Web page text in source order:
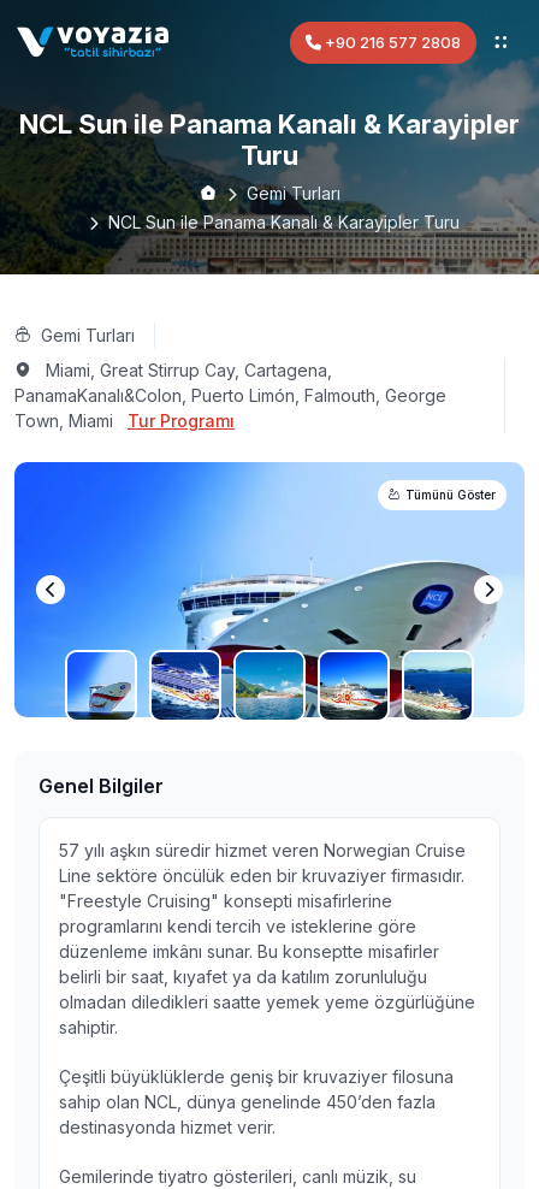
+90 216 577 2808
NCL Sun ile Panama Kanalı & Karayipler
Turu
Gemi Turları
NCL Sun ile Panama Kanalı & Karayipler Turu
Gemi Turları
Miami, Great Stirrup Cay, Cartagena,
PanamaKanalı&Colon, Puerto Limón, Falmouth, George
Town, Miami
Tur Programı
Tümünü Göster
Genel Bilgiler
57 yılı aşkın süredir hizmet veren Norwegian Cruise
Line sektöre öncülük eden bir kruvaziyer firmasıdır.
"Freestyle Cruising" konsepti misafirlerine
programlarını kendi tercih ve isteklerine göre
düzenleme imkânı sunar. Bu konseptte misafirler
belirli bir saat, kıyafet ya da katılım zorunluluğu
olmadan diledikleri saatte yemek yeme özgürlüğüne
sahiptir.
Çeşitli büyüklüklerde geniş bir kruvaziyer filosuna
sahip olan NCL, dünya genelinde 450’den fazla
destinasyonda hizmet verir.
Gemilerinde tiyatro gösterileri, canlı müzik, su